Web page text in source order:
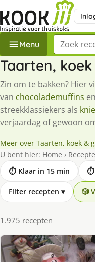
Menu Zoek een
Taarten,
Zin om te bakken? Hier
van chocolademuffins en
streekklassiekers als
verjaardag of gewoon
Meer over Taarten, koek &
U bent hier: Home ›
⏱ Klaar in 15 min
⏱
Filter recepten ▾ 🎲
1.975 recepten